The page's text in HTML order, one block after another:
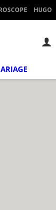
HUGO